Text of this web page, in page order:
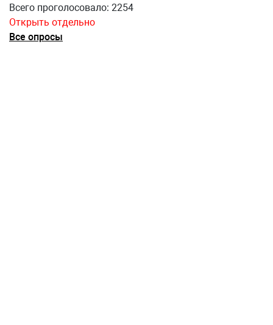
Всего проголосовало: 2254
Открыть отдельно
Все опросы